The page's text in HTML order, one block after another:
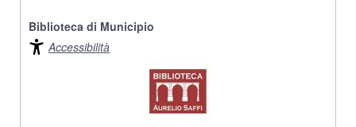
Biblioteca di Municipio
Accessibilità